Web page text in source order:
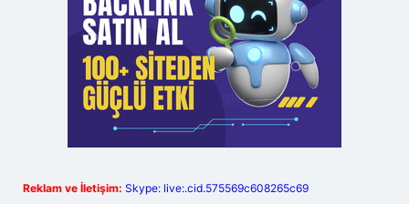
Reklam ve İletişim: Skype: live:.cid.575569c608265c69